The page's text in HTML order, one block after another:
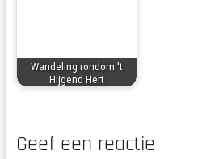
Wandeling rondom 't
Hijgend Hert
Geef een reactie